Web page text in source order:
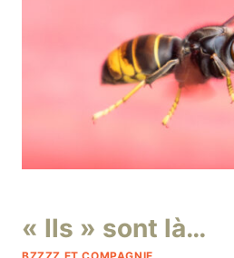
« Ils » sont là…
niro